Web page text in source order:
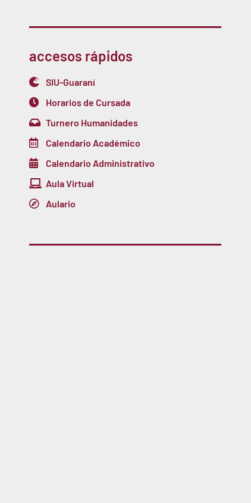
accesos rápidos
SIU-Guaraní
Horarios de Cursada
Turnero Humanidades
Calendario Académico
Calendario Administrativo
Aula Virtual
Aulario